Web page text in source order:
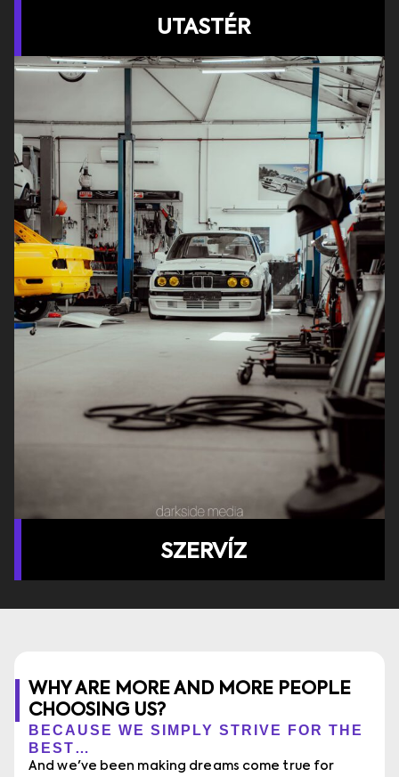
UTASTÉR
SZERVÍZ
WHY ARE MORE AND MORE PEOPLE
CHOOSING US?
BECAUSE WE SIMPLY STRIVE FOR THE
BEST…
And we've been making dreams come true for